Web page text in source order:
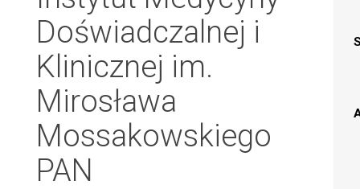
Doświadczalnej i
Klinicznej im.
Mirosława
Mossakowskiego
PAN